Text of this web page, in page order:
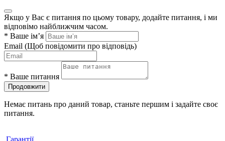
Якщо у Вас є питання по цьому товару, додайте питання, і ми
відповімо найближчим часом.
* Ваше ім’я
Email (Щоб повідомити про відповідь)
* Ваше питання
Продовжити
Немає питань про даний товар, станьте першим і задайте своє
питання.
Гарантії